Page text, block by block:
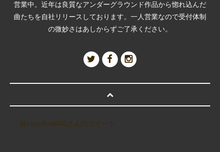
営業中。近年は良質なアンダーグラウンド作品から惚れ込んだ
曲たちを自社リリースしております。一人営業なので受付体制
の微妙さはあしからずご了承ください。
@LocoSoul045さんのツイート